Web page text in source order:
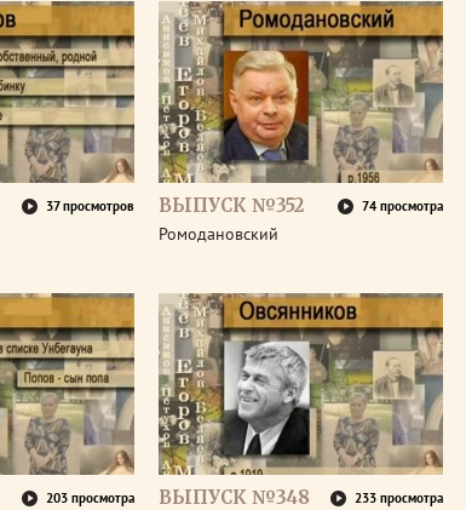
37 просмотров ВЫПУСК №352 74 просмотра
Ромодановский
203 просмотра ВЫПУСК №348 233 просмотра